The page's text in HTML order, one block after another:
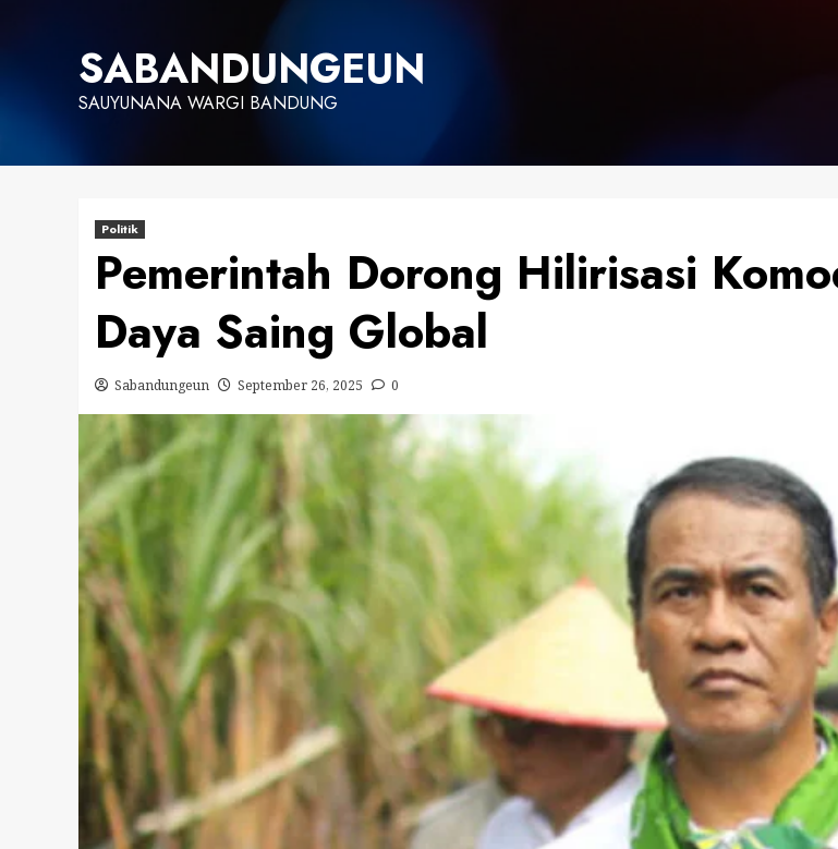
SABANDUNGEUN
SAUYUNANA WARGI BANDUNG
Politik
Pemerintah Dorong Hilirisasi
Daya Saing Global
Sabandungeun September 26, 2025 0